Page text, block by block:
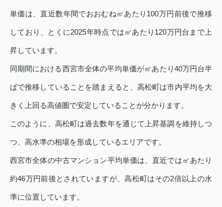
単価は、直近数年間でおおむね㎡あたり100万円前後で推移
しており、とくに2025年時点では㎡あたり120万円台まで上
昇しています。
同期間における西宮市全体の平均単価が㎡あたり40万円台半
ばで推移していることを踏まえると、高松町は市内平均を大
きく上回る高値圏で安定していることが分かります。
このように、高松町は過去数年を通じて上昇基調を維持しつ
つ、高水準の相場を形成しているエリアです。
西宮市全体の中古マンション平均単価は、直近では㎡あたり
約46万円前後とされていますが、高松町はその2倍以上の水
準に位置しています。